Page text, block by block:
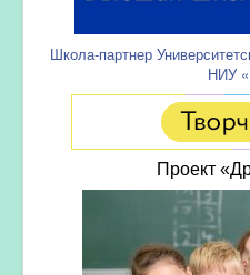
Школа-партнер
НИУ
Проект